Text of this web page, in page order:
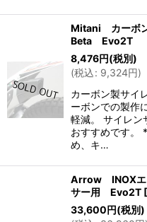
Mitani カーボ
Beta Evo2T
8,476円(税別)
(税込: 9,324円)
カーボン製サイ
ーボンでの製作
軽減。 サイレン
おすすめです。
め、キ…
Arrow INOXエ
サー用 Evo2T [
33,600円(税別)